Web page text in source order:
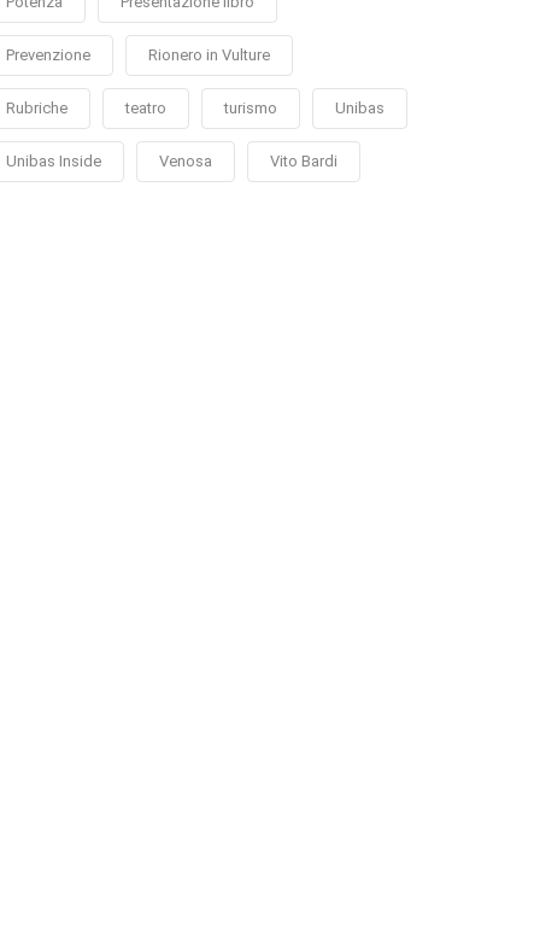
Prevenzione Rionero in Vulture
Rubriche teatro turismo Unibas
Unibas Inside Venosa Vito Bardi